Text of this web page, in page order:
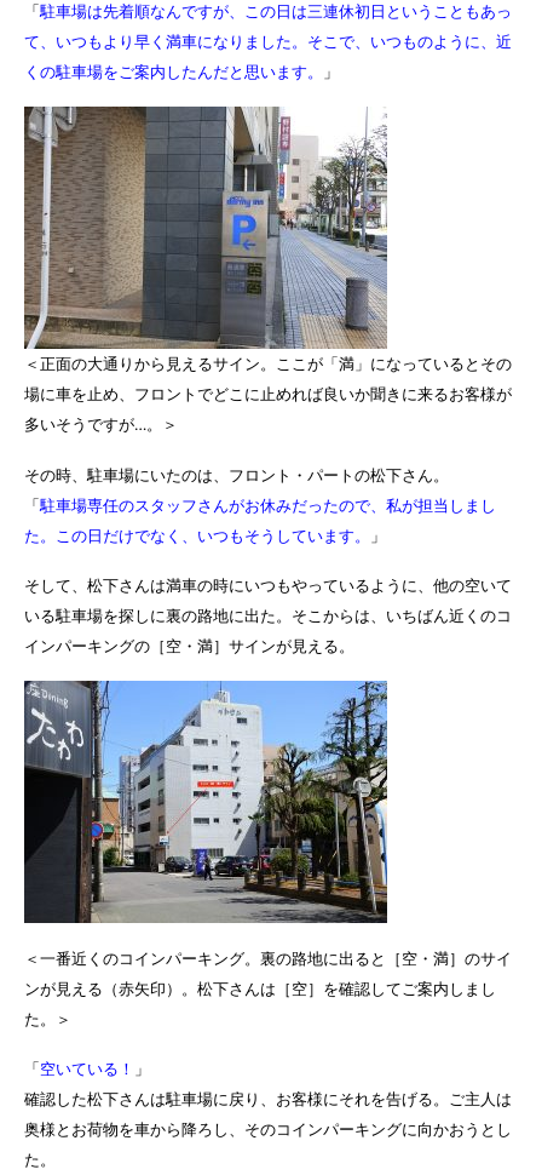
「 駐車場は先着順なんですが、この日は三連休初日ということもあっ
て、いつもより早く満車になりました。そこで、いつものように、近
くの駐車場をご案内したんだと思います。
」
＜正面の大通りから見えるサイン。ここが「満」になっているとその
場に車を止め、フロントでどこに止めれば良いか聞きに来るお客様が
多いそうですが…。＞
その時、駐車場にいたのは、フロント・パートの松下さん。
「駐車場専任のスタッフさんがお休みだったので、私が担当しまし
た。この日だけでなく、いつもそうしています。
」
そして、松下さんは満車の時にいつもやっているように、他の空いて
いる駐車場を探しに裏の路地に出た。そこからは、いちばん近くのコ
インパーキングの［空・満］サインが見える。
＜一番近くのコインパーキング。裏の路地に出ると［空・満］のサイ
ンが見える（赤矢印）。松下さんは［空］を確認してご案内しまし
た。＞
「 空いている！ 」
確認した松下さんは駐車場に戻り、お客様にそれを告げる。ご主人は
奥様とお荷物を車から降ろし、そのコインパーキングに向かおうとし
た。